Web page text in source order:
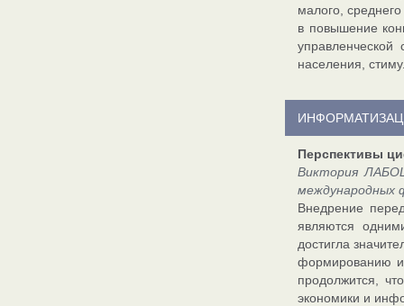
малого,
в повышение
управленческой
населения,
Перспективы
Виктория
международных
Внедрение
являются
достигла
формированию
продолжится,
экономики и